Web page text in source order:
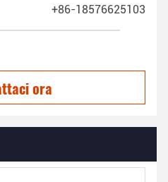
+86-18576625103
ora